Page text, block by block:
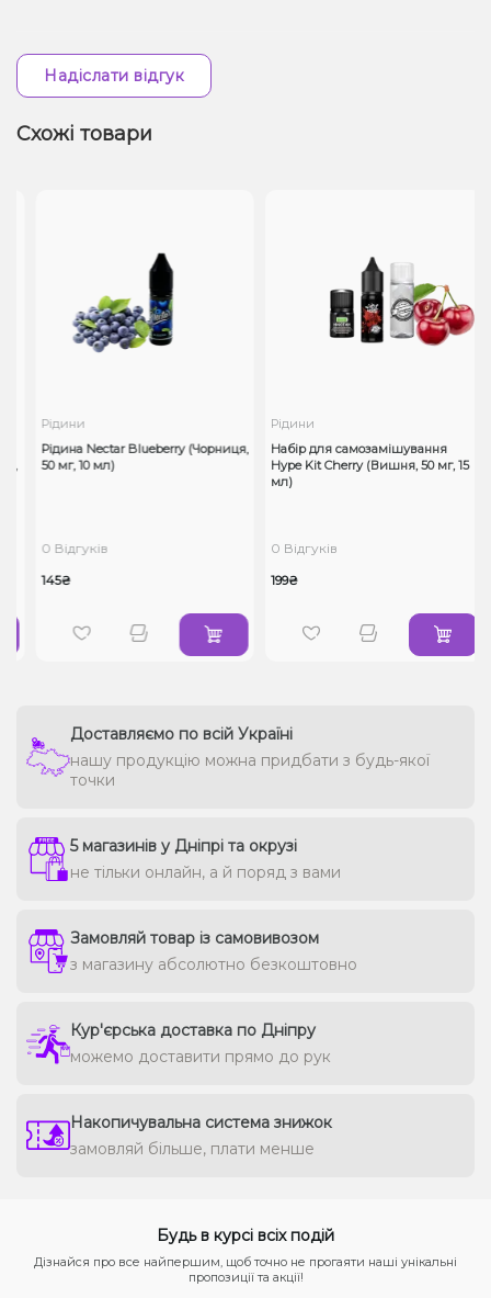
Надіслати відгук
Схожі товари
Рідини
Рідина Nectar Blueberry (Чорниця,
50 мг, 10 мл)
0 Відгуків
145₴
Рідини
Набір для самозамішування
Hype Kit Cherry (Вишня, 50 мг, 15
мл)
0 Відгуків
199₴
Доставляємо по всій Україні
нашу продукцію можна придбати з будь-якої
точки
5 магазинів у Дніпрі та окрузі
не тільки онлайн, а й поряд з вами
Замовляй товар із самовивозом
з магазину абсолютно безкоштовно
Кур'єрська доставка по Дніпру
можемо доставити прямо до рук
Накопичувальна система знижок
замовляй більше, плати менше
Будь в курсі всіх подій
Дізнайся про все найпершим, щоб точно не прогаяти наші унікальні
пропозиції та акції!